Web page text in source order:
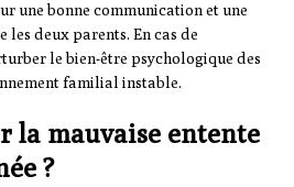
une bonne communication et une
deux parents. En cas de
le bien-être psychologique des
familial instable.
la mauvaise entente
?